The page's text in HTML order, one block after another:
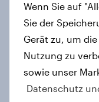
Lufthansa
häufigsten
Singapore
Wenn Sie auf
Sie der
Gerät zu, um
Nutzung zu
sowie unser
Datenschutz